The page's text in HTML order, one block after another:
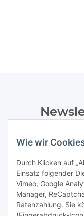
Wie wir
Durch Klicken auf
Einsatz folgender
Vimeo, Google
Manager,
Ratenzahlung. Sie
Datenschutzerklärung
Informationen